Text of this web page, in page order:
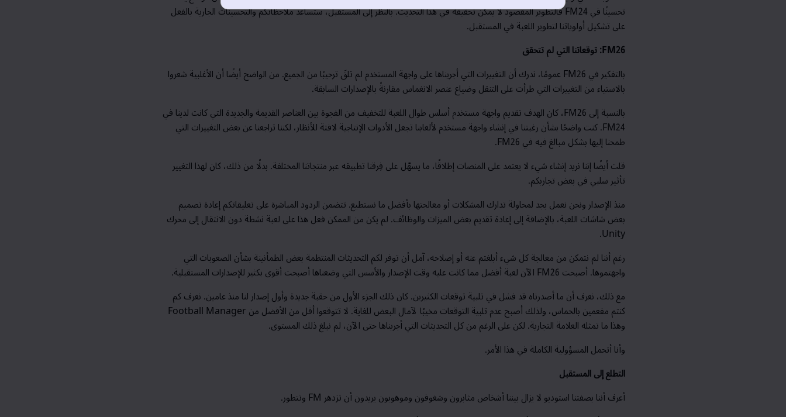
تحسينًا فيFM24فالتطوير المقصود لا يمكن تحقيقه في هذا التحديث.بالنظر إلى المستقبل، ستساعد ملاحظاتكم والتحسينات الجارية بالفعل
على تشكيل أولوياتنالتطوير اللعبةفي المستقبل.
FM26: توقعاتنا التي لم تتحقق
بالتفكير فيFM26عمومًا، ندرك أن التغييرات التي أجريناها على واجهة المستخدم لم تلقَ ترحيبًا من الجميع. من الواضح أيضًا أن الأغلبية شعروا
بالاستياء من التغييرات التي طرأت على التنقل وضياع عنصر الانغماس مقارنةً بالإصدارات السابقة.
بالنسبة إلىFM26، كان الهدف تقديم واجهة مستخدم أسلس طوال اللعبة للتخفيف من الفجوة بين العناصر القديمة والجديدة التي كانت لدينا في
FM24. كنت واضحًا بشأن رغبتنا في إنشاء واجهة مستخدم لألعابنا تجعل الأدوات الإنتاجية لافتة للأنظار، لكننا تراجعنا عن بعض التغييرات التي
طمحنا إليها بشكل مبالغ فيه فيFM26
.
قلت أيضًا إننا نريد إنشاء شيء لا يعتمد على المنصات إطلاقًا، ما يسهّل على فِرقنا تطبيقه عبر منتجاتنا المختلفة.بدلًا من ذلك، كان لهذا التغيير
تأثير سلبي فيبعضتجاربكم.
منذ الإصدار ونحن نعمل بجد لمحاولة تدارك المشكلات أو معالجتها بأفضل ما نستطيع. تتضمن الردود المباشرة على تعليقاتكم إعادة تصميم
بعض شاشات اللعبة، بالإضافة إلى إعادة تقديم بعض الميزات والوظائف. لم يكن من الممكن فعل هذا على لعبة نشطة دون الانتقال إلى محرك
Unity
.
رغم أننا لم نتمكن من معالجة كل شيء أبلغتم عنه أو إصلاحه، آمل أن توفر لكم التحديثات المنتظمة بعض الطمأنينة بشأن الصعوبات التي
واجهتموها. أصبحتFM26الآن لعبة أفضل مما كانت عليه وقت الإصدار والأسس التي وضعناها أصبحت أقوى بكثير للإصدارات المستقبلية.
مع ذلك، نعرف أن ما أصدرناه قد فشل في تلبية توقعات الكثيرين. كان ذلك الجزء الأول من حقبة جديدة وأول إصدار لنا منذ عامين.نعرف كم
كنتم مفعمين بالحماس، ولذلك أصبح عدم تلبية التوقعات مخيبًا لآمال البعض للغاية. لا تتوقعوا أقل من الأفضل منFootball Manager
وهذا ما تمثله العلامة التجارية. لكن على الرغم من كل التحديثات التي أجريناها حتى الآن، لم نبلغ ذلك المستوى.
وأنا أتحمل المسؤولية الكاملة في هذا الأمر.
التطلع إلى المستقبل
أعرف أننا بصفتنا استوديو لا يزال بيننا أشخاص مثابرون وشغوفون وموهوبون يريدون أن تزدهرFMوتتطور.